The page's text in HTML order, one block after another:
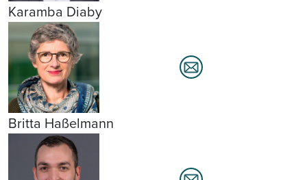
Karamba Diaby
Britta Haßelmann